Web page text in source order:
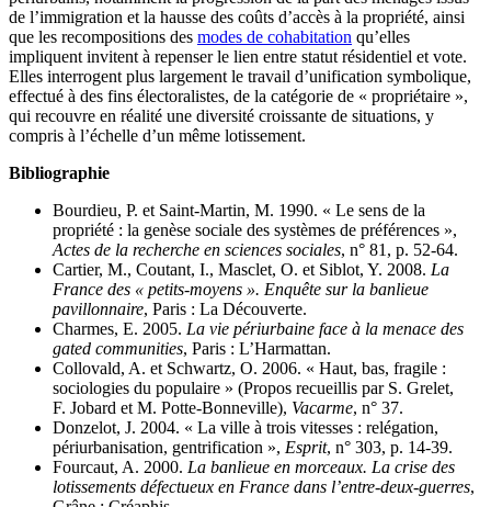
de l’immigration et la hausse des coûts d’accès à la propriété, ainsi
que les recompositions des modes de cohabitation qu’elles
impliquent invitent à repenser le lien entre statut résidentiel et vote.
Elles interrogent plus largement le travail d’unification symbolique,
effectué à des fins électoralistes, de la catégorie de « propriétaire »,
qui recouvre en réalité une diversité croissante de situations, y
compris à l’échelle d’un même lotissement.
Bibliographie
Bourdieu, P. et Saint-Martin, M. 1990. « Le sens de la
propriété : la genèse sociale des systèmes de préférences »,
Actes de la recherche en sciences sociales, n° 81, p. 52-64.
Cartier, M., Coutant, I., Masclet, O. et Siblot, Y. 2008. La
France des « petits-moyens ». Enquête sur la banlieue
pavillonnaire, Paris : La Découverte.
Charmes, E. 2005. La vie périurbaine face à la menace des
gated communities, Paris : L’Harmattan.
Collovald, A. et Schwartz, O. 2006. « Haut, bas, fragile :
sociologies du populaire » (Propos recueillis par S. Grelet,
F. Jobard et M. Potte-Bonneville), Vacarme, n° 37.
Donzelot, J. 2004. « La ville à trois vitesses : relégation,
périurbanisation, gentrification », Esprit, n° 303, p. 14-39.
Fourcaut, A. 2000. La banlieue en morceaux. La crise des
lotissements défectueux en France dans l’entre-deux-guerres,